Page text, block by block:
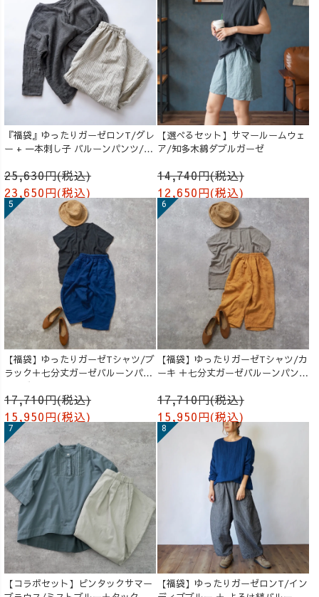
『福袋』ゆったりガーゼロンT/グレ
ー + 一本刺し子 バルーンパンツ/生
25,630円(税込)
23,650円(税込)
【選べるセット】サマールームウェ
ア/知多木綿ダブルガーゼ
14,740円(税込)
12,650円(税込)
【福袋】ゆったりガーゼTシャツ/ブ
ラック＋七分丈ガーゼバルーンパン
ツ /ブルー
17,710円(税込)
15,950円(税込)
【福袋】ゆったりガーゼTシャツ/カ
ーキ ＋七分丈ガーゼバルーンパンツ
17,710円(税込)
15,950円(税込)
【コラボセット】ピンタックサマー
【福袋】ゆったりガーゼロンT/イン